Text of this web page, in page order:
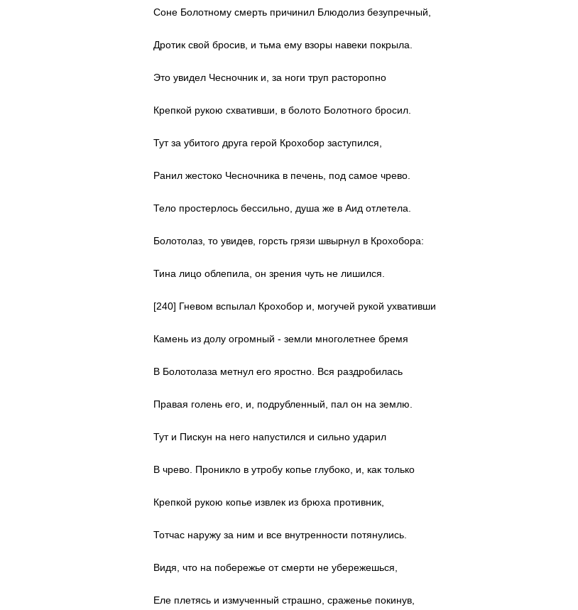
Соне Болотному смерть причинил Блюдолиз безупречный,
Дротик свой бросив, и тьма ему взоры навеки покрыла.
Это увидел Чесночник и, за ноги труп расторопно
Крепкой рукою схвативши, в болото Болотного бросил.
Тут за убитого друга герой Крохобор заступился,
Ранил жестоко Чесночника в печень, под самое чрево.
Тело простерлось бессильно, душа же в Аид отлетела.
Болотолаз, то увидев, горсть грязи швырнул в Крохобора:
Тина лицо облепила, он зрения чуть не лишился.
[240] Гневом вспылал Крохобор и, могучей рукой ухвативши
Камень из долу огромный - земли многолетнее бремя
В Болотолаза метнул его яростно. Вся раздробилась
Правая голень его, и, подрубленный, пал он на землю.
Тут и Пискун на него напустился и сильно ударил
В чрево. Проникло в утробу копье глубоко, и, как только
Крепкой рукою копье извлек из брюха противник,
Тотчас наружу за ним и все внутренности потянулись.
Видя, что на побережье от смерти не убережешься,
Еле плетясь и измученный страшно, сраженье покинув,